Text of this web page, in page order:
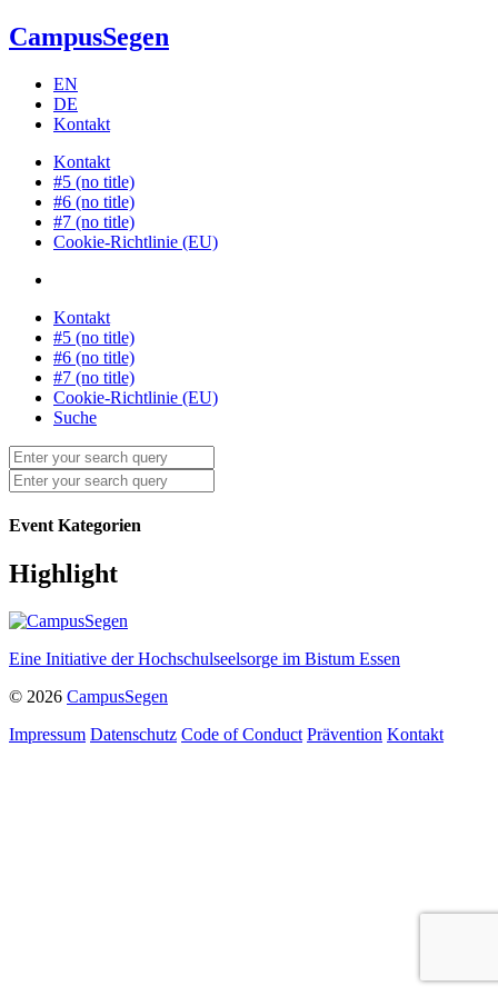
CampusSegen
EN
DE
Kontakt
Kontakt
#5 (no title)
#6 (no title)
#7 (no title)
Cookie-Richtlinie (EU)
Kontakt
#5 (no title)
#6 (no title)
#7 (no title)
Cookie-Richtlinie (EU)
Suche
Search
for:
Search
for:
Event Kategorien
Highlight
Eine Initiative der Hochschulseelsorge im Bistum Essen
© 2026 CampusSegen
Impressum Datenschutz Code of Conduct Prävention Kontakt